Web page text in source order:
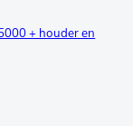
+ houder en